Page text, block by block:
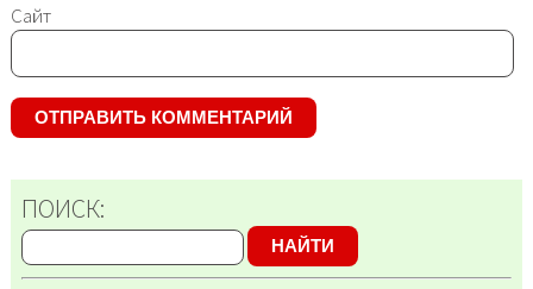
Сайт
ПОИСК:
НАЙТИ